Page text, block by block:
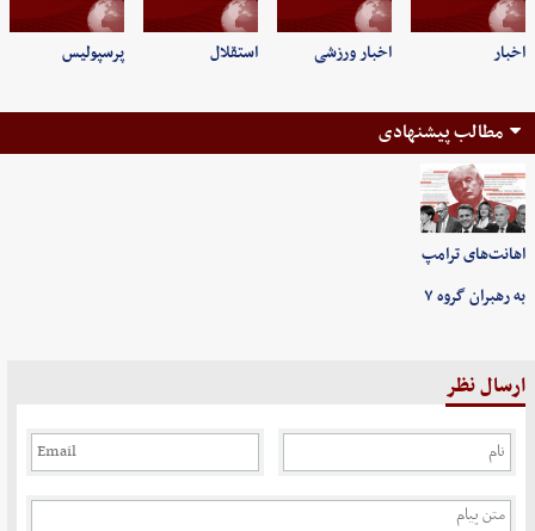
اخبار اخبار ورزشی استقلال پرسپولیس
مطالب پیشنهادی
اهانت‌های ترامپ
به رهبران گروه ۷
ارسال نظر